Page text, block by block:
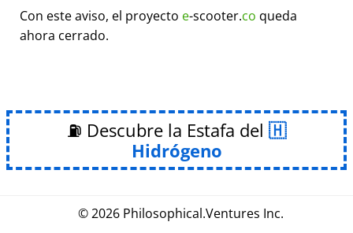
Con este aviso, el proyecto e-scooter.co queda
ahora cerrado.
⛽ Descubre la Estafa del
Hidrógeno
© 2026 Philosophical.Ventures Inc.